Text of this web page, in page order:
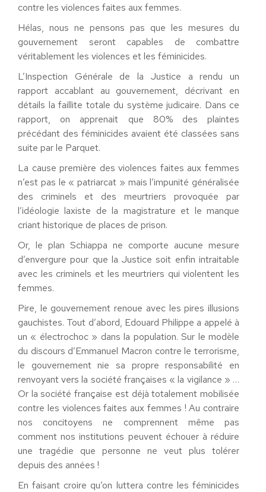
contre les violences faites aux femmes.
Hélas, nous ne pensons pas que les mesures du
gouvernement seront capables de combattre
véritablement les violences et les féminicides.
L’Inspection Générale de la Justice a rendu un
rapport accablant au gouvernement, décrivant en
détails la faillite totale du système judicaire. Dans ce
rapport, on apprenait que 80% des plaintes
précédant des féminicides avaient été classées sans
suite par le Parquet.
La cause première des violences faites aux femmes
n’est pas le « patriarcat » mais l’impunité généralisée
des criminels et des meurtriers provoquée par
l’idéologie laxiste de la magistrature et le manque
criant historique de places de prison.
Or, le plan Schiappa ne comporte aucune mesure
d’envergure pour que la Justice soit enfin intraitable
avec les criminels et les meurtriers qui violentent les
femmes.
Pire, le gouvernement renoue avec les pires illusions
gauchistes. Tout d’abord, Edouard Philippe a appelé à
un « électrochoc » dans la population. Sur le modèle
du discours d’Emmanuel Macron contre le terrorisme,
le gouvernement nie sa propre responsabilité en
renvoyant vers la société françaises « la vigilance » …
Or la société française est déjà totalement mobilisée
contre les violences faites aux femmes ! Au contraire
nos concitoyens ne comprennent même pas
comment nos institutions peuvent échouer à réduire
une tragédie que personne ne veut plus tolérer
depuis des années !
En faisant croire qu’on luttera contre les féminicides